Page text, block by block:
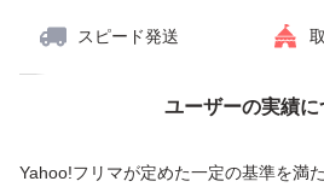
スピード発送
ユーザーの実績に
Yahoo!フリマが定めた一定の基準を満
価格の相談